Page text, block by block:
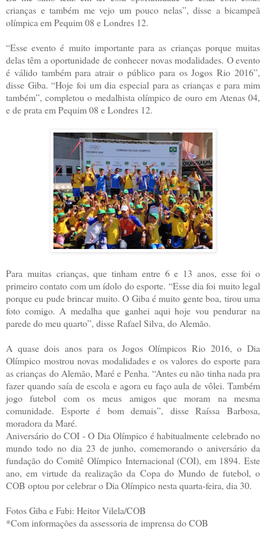
crianças e também me vejo um pouco nelas”, disse a bicampeã
olímpica em Pequim 08 e Londres 12.
“Esse evento é muito importante para as crianças porque muitas
delas têm a oportunidade de conhecer novas modalidades. O evento
é válido também para atrair o público para os Jogos Rio 2016”,
disse Giba. “Hoje foi um dia especial para as crianças e para mim
também”, completou o medalhista olímpico de ouro em Atenas 04,
e de prata em Pequim 08 e Londres 12.
Para muitas crianças, que tinham entre 6 e 13 anos, esse foi o
primeiro contato com um ídolo do esporte. “Esse dia foi muito legal
porque eu pude brincar muito. O Giba é muito gente boa, tirou uma
foto comigo. A medalha que ganhei aqui hoje vou pendurar na
parede do meu quarto”, disse Rafael Silva, do Alemão.
A quase dois anos para os Jogos Olímpicos Rio 2016, o Dia
Olímpico mostrou novas modalidades e os valores do esporte para
as crianças do Alemão, Maré e Penha. “Antes eu não tinha nada pra
fazer quando saía de escola e agora eu faço aula de vôlei. Também
jogo futebol com os meus amigos que moram na mesma
comunidade. Esporte é bom demais”, disse Raíssa Barbosa,
moradora da Maré.
Aniversário do COI - O Dia Olímpico é habitualmente celebrado no
mundo todo no dia 23 de junho, comemorando o aniversário da
fundação do Comitê Olímpico Internacional (COI), em 1894. Este
ano, em virtude da realização da Copa do Mundo de futebol, o
COB optou por celebrar o Dia Olímpico nesta quarta-feira, dia 30.
Fotos Giba e Fabi: Heitor Vilela/COB
*Com informações da assessoria de imprensa do COB